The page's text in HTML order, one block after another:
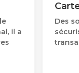
il a
Des